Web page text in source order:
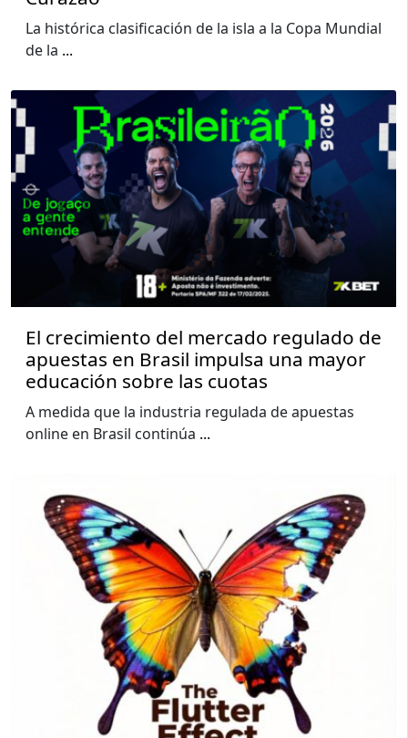
La histórica clasificación de la isla a la Copa Mundial
de la ...
El crecimiento del mercado regulado de
apuestas en Brasil impulsa una mayor
educación sobre las cuotas
A medida que la industria regulada de apuestas
online en Brasil continúa ...